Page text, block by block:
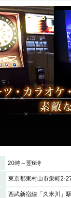
20時～翌6時
東京都東村山市栄町2-
西武新宿線「久米川」